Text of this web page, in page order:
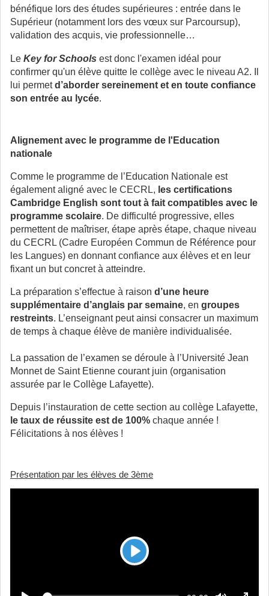
bénéfique lors des études supérieures : entrée dans le
Supérieur (notamment lors des vœux sur Parcoursup),
validation des acquis, vie professionnelle…
Le Key for Schools est donc l'examen idéal pour
confirmer qu'un élève quitte le collège avec le niveau A2. Il
lui permetd’aborder sereinement et en toute confiance
son entrée au lycée.
Alignement avec le programme de l'Education
nationale
Comme le programme de l’Education Nationale est
également aligné avec le CECRL, les certifications
Cambridge English sont tout à fait compatibles avec le
programme scolaire. De difficulté progressive, elles
permettent de maîtriser, étape après étape, chaque niveau
du CECRL (Cadre Européen Commun de Référence pour
les Langues) en donnant confiance aux élèves et en leur
fixant un but concret à atteindre.
La préparation s’effectue à raison d’une heure
supplémentaire d’anglais par semaine, en groupes
restreints. L’enseignant peut ainsi consacrer un maximum
de temps à chaque élève de manière individualisée.
La passation de l’examen se déroule à l’Université Jean
Monnet de Saint Etienne courant juin (organisation
assurée par le Collège Lafayette).
Depuis l’instauration de cette section au collège Lafayette,
le taux de réussite est de 100% chaque année !
Félicitations à nos élèves !
Présentation par les élèves de 3ème
L